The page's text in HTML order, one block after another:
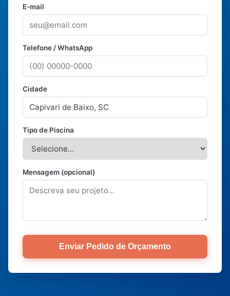
E-mail
Telefone / WhatsApp
Cidade
Tipo de Piscina
Mensagem (opcional)
Enviar Pedido de Orçamento